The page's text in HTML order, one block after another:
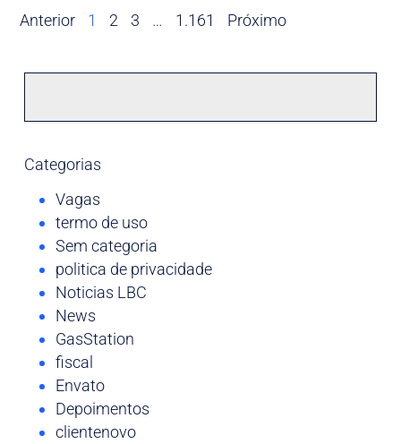
Anterior 1 2 3 … 1.161 Próximo
Categorias
Vagas
termo de uso
Sem categoria
politica de privacidade
Noticias LBC
News
GasStation
fiscal
Envato
Depoimentos
clientenovo